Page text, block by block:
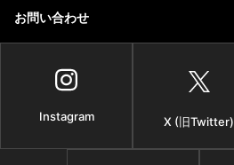
お問い合わせ
Instagram X (旧Twitter)